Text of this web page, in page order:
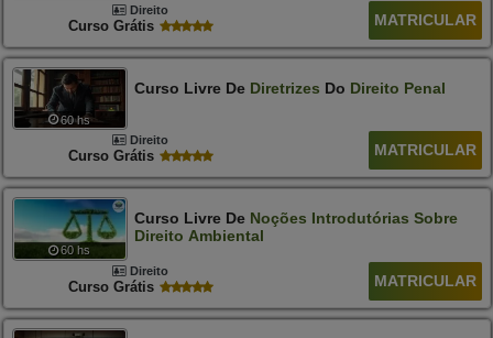
Direito
Curso Grátis MATRICULAR
60 hs
Curso Livre De Diretrizes Do Direito Penal
Direito
Curso Grátis MATRICULAR
60 hs
Curso Livre De Noções Introdutórias Sobre
Direito Ambiental
Direito
Curso Grátis MATRICULAR